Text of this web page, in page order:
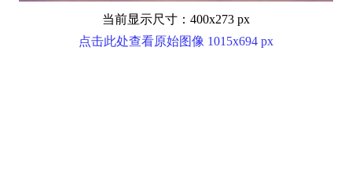
当前显示尺寸：400x273 px
点击此处查看原始图像 1015x694 px